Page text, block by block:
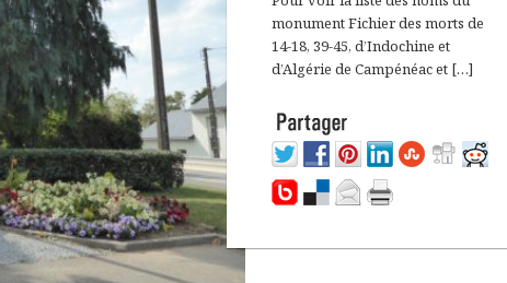
monument Fichier des morts de
14-18, 39-45, d’Indochine et
d’Algérie de Campénéac et […]